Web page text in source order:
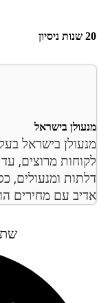
20 שנות ניסיון
מנעולן בישראל
דלתות ומנעולים,
אדיב עם מחירים